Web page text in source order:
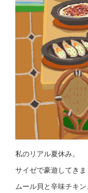
私のリアル夏休み。
サイゼで豪遊してきま
ムール貝と辛味チキ